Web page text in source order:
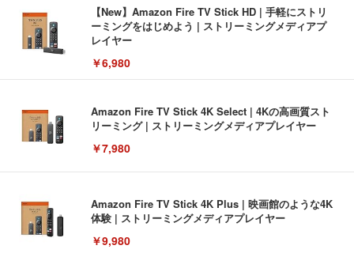
【New】Amazon Fire TV Stick HD | 手軽にストリ
ーミングをはじめよう | ストリーミングメディアプ
レイヤー
￥6,980
Amazon Fire TV Stick 4K Select | 4Kの高画質スト
リーミング | ストリーミングメディアプレイヤー
￥7,980
Amazon Fire TV Stick 4K Plus | 映画館のような4K
体験 | ストリーミングメディアプレイヤー
￥9,980